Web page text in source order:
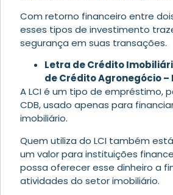
Com retorno financeiro entre
esses tipos de investimento
segurança em suas transações.
Letra de Crédito
de Crédito Agronegócio –
A LCI é um tipo de empréstimo,
CDB, usado apenas para
imobiliário.
Quem utiliza do LCI também
um valor para instituições
possa oferecer esse dinheiro a
atividades do setor imobiliário.